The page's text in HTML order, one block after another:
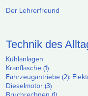
Der Lehrerfreund
Technik des
Kühlanlagen
Kranflasche (1)
Fahrzeugantriebe (2):
Dieselmotor (3)